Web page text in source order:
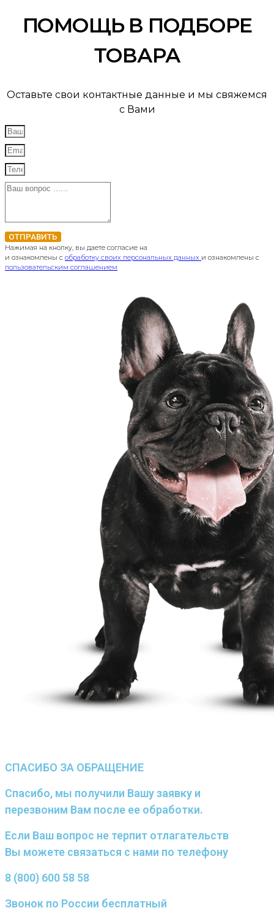
ПОМОЩЬ В ПОДБОРЕ
ТОВАРА
Оставьте свои контактные данные и мы свяжемся
с Вами
ОТПРАВИТЬ
Нажимая на кнопку, вы даете согласие на
и ознакомлены с обработку своих персональных данных и ознакомлены с
пользовательским соглашением
СПАСИБО ЗА ОБРАЩЕНИЕ
Спасибо, мы получили Вашу заявку и
перезвоним Вам после ее обработки.
Если Ваш вопрос не терпит отлагательств
Вы можете связаться с нами по телефону
8 (800) 600 58 58
Звонок по России бесплатный